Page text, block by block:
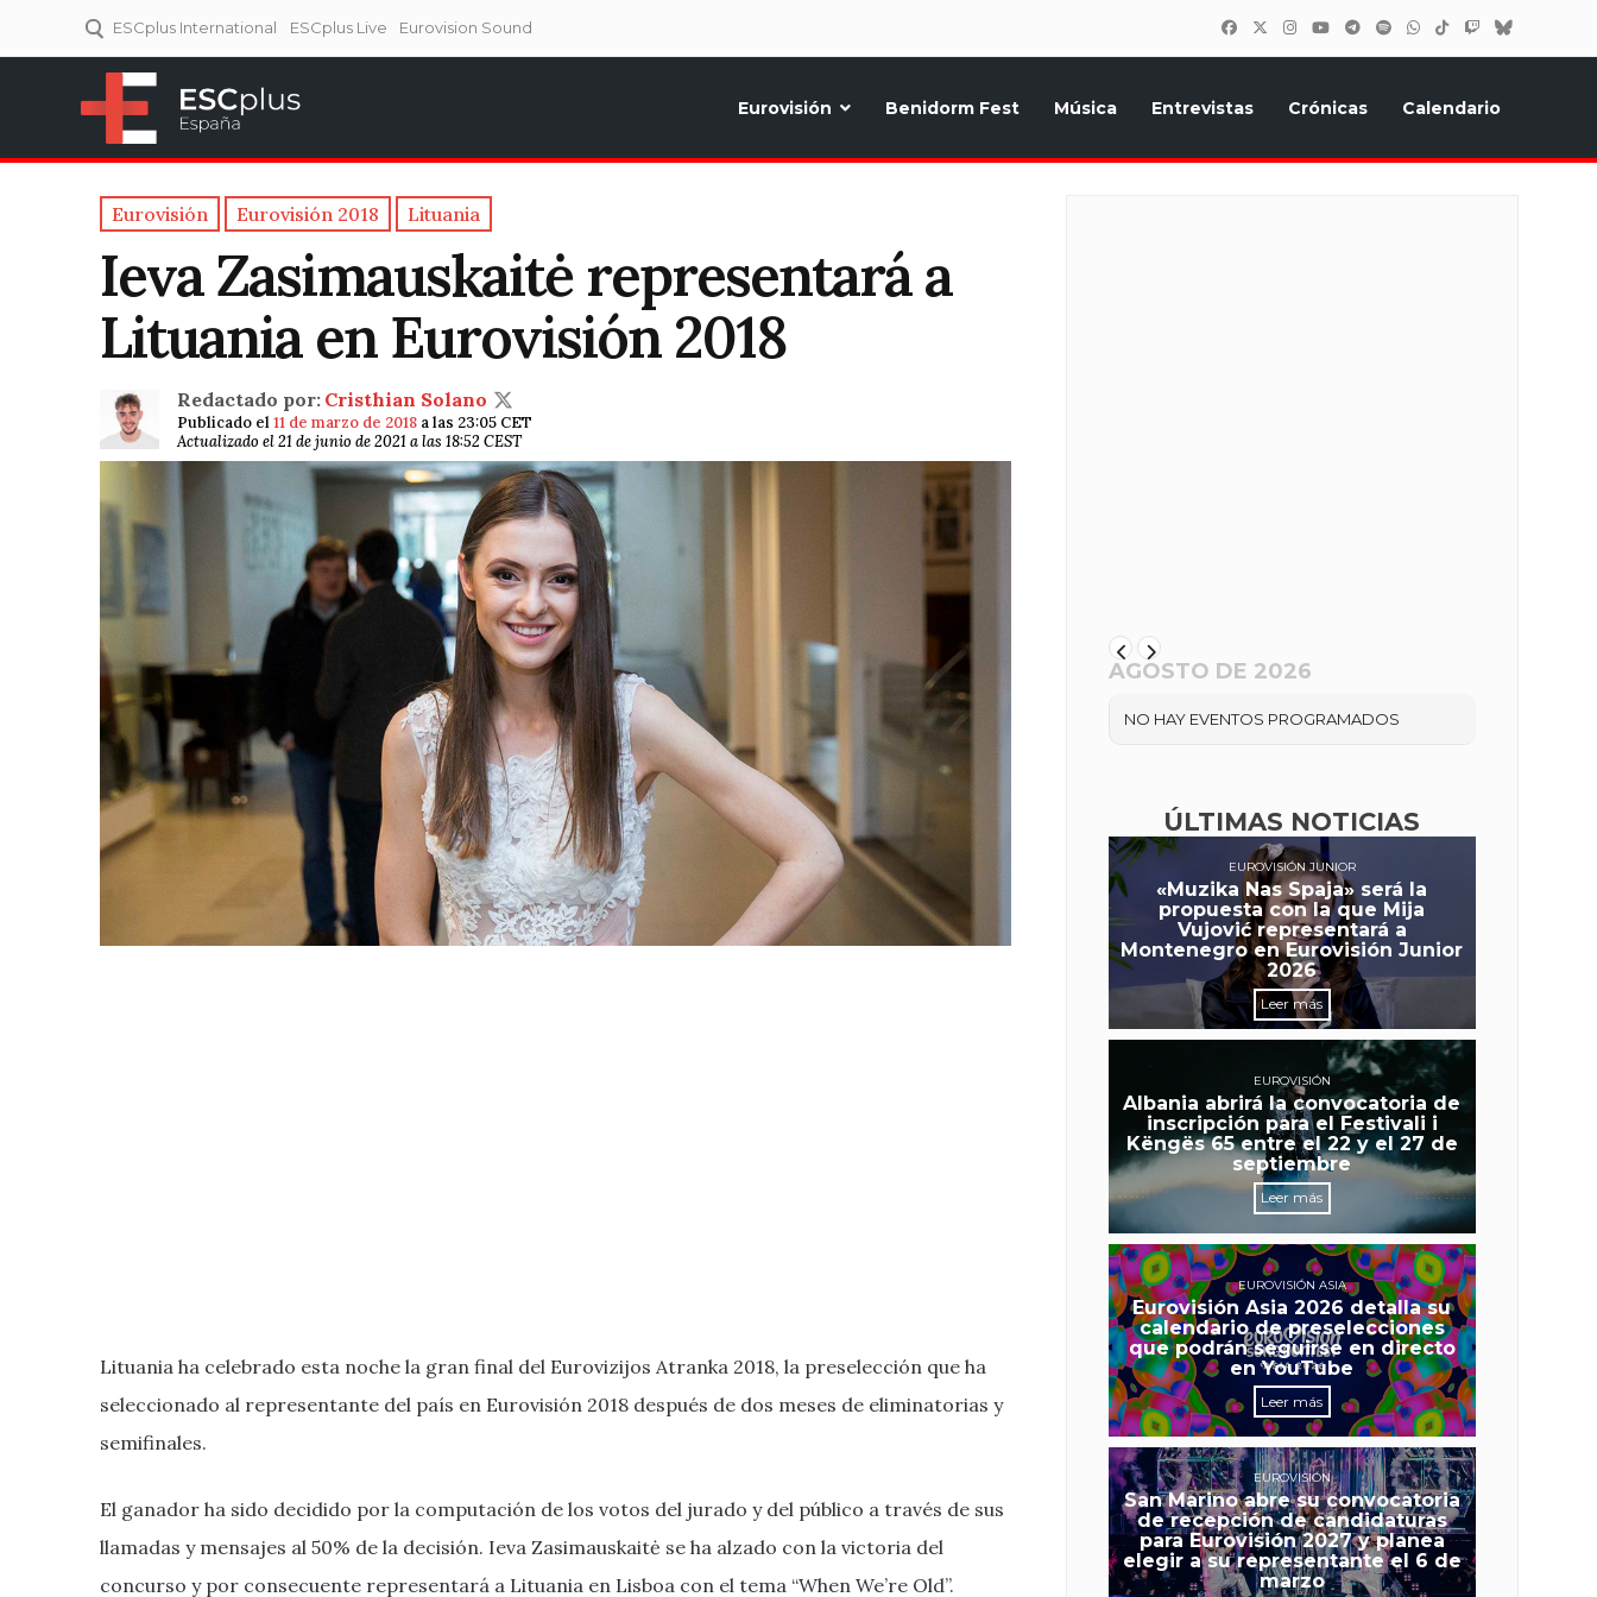
ESCplus International ESCplus Live Eurovision Sound
Eurovisión Benidorm Fest Música Entrevistas Crónicas Calendario
Eurovisión Eurovisión 2018 Lituania
Ieva Zasimauskaitė representará a
Lituania en Eurovisión 2018
Redactado por: Cristhian Solano
Publicado el11 de marzo de 2018 a las 23:05 CET
Actualizado el 21 de junio de 2021 a las 18:52 CEST
Lituania ha celebrado esta noche la gran final del Eurovizijos Atranka 2018, la preselección que ha
seleccionado al representante del país en Eurovisión 2018 después de dos meses de eliminatorias y
semifinales.
El ganador ha sido decidido por la computación de los votos del jurado y del público a través de sus
llamadas y mensajes al 50% de la decisión. Ieva Zasimauskaitė se ha alzado con la victoria del
concurso y por consecuente representará a Lituania en Lisboa con el tema “When We’re Old”.
AGOSTO DE 2026
NO HAY EVENTOS PROGRAMADOS
ÚLTIMAS NOTICIAS
EUROVISIÓN JUNIOR
«Muzika Nas Spaja» será la
propuesta con la que Mija
Vujović representará a
Montenegro en Eurovisión Junior
2026
Leer más
EUROVISIÓN
Albania abrirá la convocatoria de
inscripción para el Festivali i
Këngës 65 entre el 22 y el 27 de
septiembre
Leer más
EUROVISIÓN ASIA
Eurovisión Asia 2026 detalla su
calendario de preselecciones
que podrán seguirse en directo
en YouTube
Leer más
EUROVISIÓN
San Marino abre su convocatoria
de recepción de candidaturas
para Eurovisión 2027 y planea
elegir a su representante el 6 de
marzo